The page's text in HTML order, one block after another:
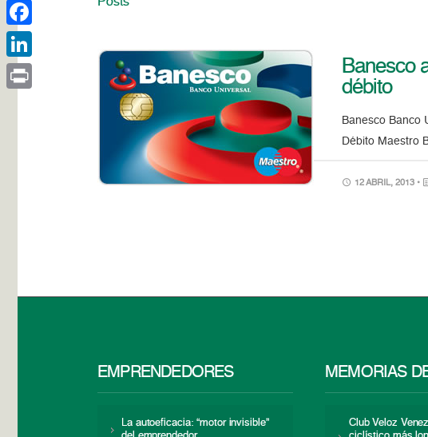
Banesco
débito
Banesco Banco
Débito Maestro
12 ABRIL, 2013 •
EMPRENDEDORES
La autoeficacia: “motor invisible”
MEMORIAS
Club Veloz
X
Facebook
LinkedIn